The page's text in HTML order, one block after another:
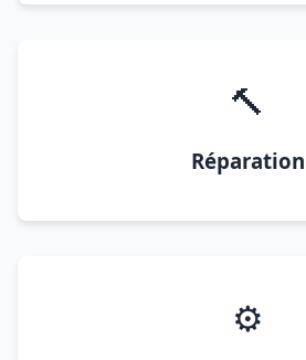
🔨
Réparation
⚙️